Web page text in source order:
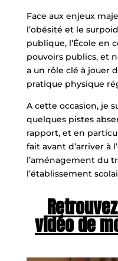
Face aux enjeux
l’obésité et le
publique, l’École en
pouvoirs publics, et
a un rôle clé à jouer
pratique physique
A cette occasion, je
quelques pistes
rapport, et en
fait avant d’arriver à
l’aménagement du
l’établissement
vidéo de